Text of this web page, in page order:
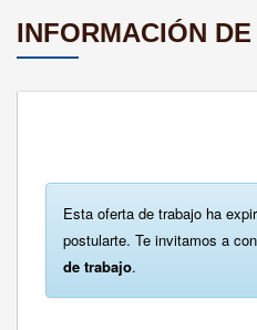
INFORMACIÓN
Esta oferta de trabajo ha
postularte. Te invitamos a
de trabajo.